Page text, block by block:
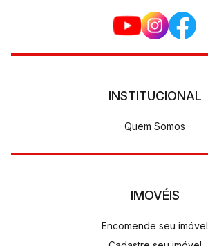
INSTITUCIONAL
Quem Somos
IMOVÉIS
Encomende seu imóvel